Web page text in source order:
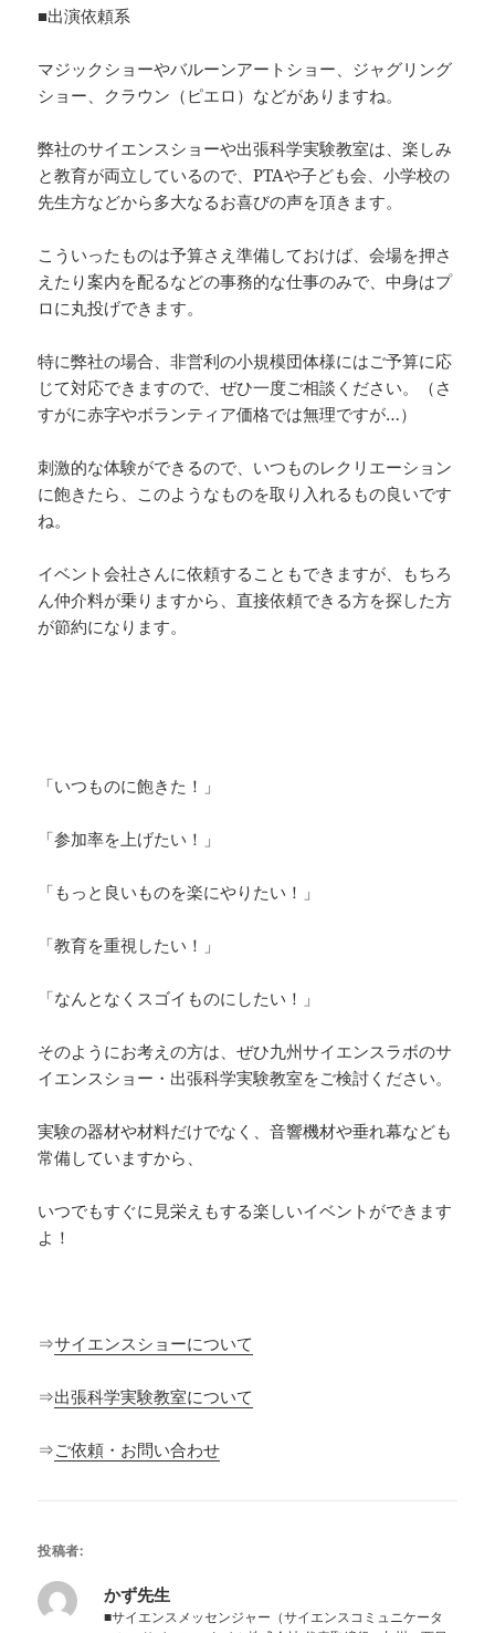
■出演依頼系
マジックショーやバルーンアートショー、ジャグリング
ショー、クラウン（ピエロ）などがありますね。
弊社のサイエンスショーや出張科学実験教室は、楽しみ
と教育が両立しているので、PTAや子ども会、小学校の
先生方などから多大なるお喜びの声を頂きます。
こういったものは予算さえ準備しておけば、会場を押さ
えたり案内を配るなどの事務的な仕事のみで、中身はプ
ロに丸投げできます。
特に弊社の場合、非営利の小規模団体様にはご予算に応
じて対応できますので、ぜひ一度ご相談ください。（さ
すがに赤字やボランティア価格では無理ですが…）
刺激的な体験ができるので、いつものレクリエーション
に飽きたら、このようなものを取り入れるもの良いです
ね。
イベント会社さんに依頼することもできますが、もちろ
ん仲介料が乗りますから、直接依頼できる方を探した方
が節約になります。
「いつものに飽きた！」
「参加率を上げたい！」
「もっと良いものを楽にやりたい！」
「教育を重視したい！」
「なんとなくスゴイものにしたい！」
そのようにお考えの方は、ぜひ九州サイエンスラボのサ
イエンスショー・出張科学実験教室をご検討ください。
実験の器材や材料だけでなく、音響機材や垂れ幕なども
常備していますから、
いつでもすぐに見栄えもする楽しいイベントができます
よ！
⇒サイエンスショーについて
⇒出張科学実験教室について
⇒ご依頼・お問い合わせ
投稿者:
かず先生
■サイエンスメッセンジャー（サイエンスコミュニケータ